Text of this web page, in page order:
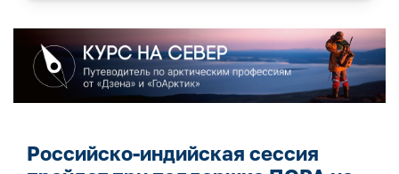
Российско-индийская сессия